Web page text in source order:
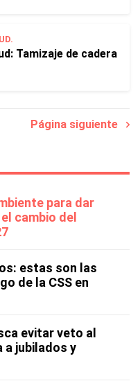
Tamizaje de cadera
Página siguiente
para dar
cambio del
estas son las
de la CSS en
evitar veto al
a jubilados y